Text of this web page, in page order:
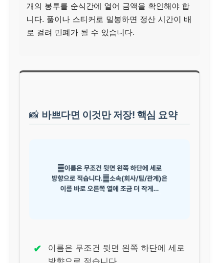
개의 봉투를 순식간에 열어 금액을 확인해야 합
니다. 풀이나 스티커로 밀봉하면 정산 시간이 배
로 걸려 민폐가 될 수 있습니다.
📸 바쁘다면 이것만 저장! 핵심 요약
✔
이름은 무조건 뒷면 왼쪽 하단에 세로